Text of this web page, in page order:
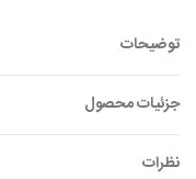
توضیحات
جزئیات محصول
نظرات